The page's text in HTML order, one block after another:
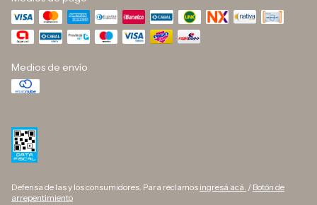
Medios de envío
Defensa de las y los consumidores. Para reclamos ingresá acá. / Botón de
arrepentimiento